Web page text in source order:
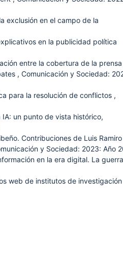
exclusión en el campo de la
en la publicidad política
entre la cobertura de la prensa
, Comunicación y Sociedad:
para la resolución de conflictos ,
un punto de vista histórico,
Contribuciones de Luis Ramiro
y Sociedad: 2023: Año
en la era digital. La guerra
web de institutos de